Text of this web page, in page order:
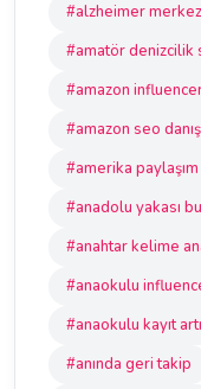
#alzheimer
#amatör denizcilik
#amazon
#amazon seo
#amerika
#anadolu yakası
#anahtar kelime
#anaokulu
#anaokulu kayıt
#anında geri takip